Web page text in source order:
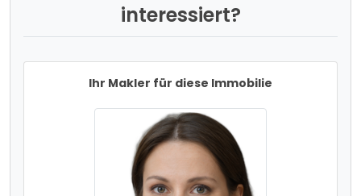
interessiert?
Ihr Makler für diese Immobilie